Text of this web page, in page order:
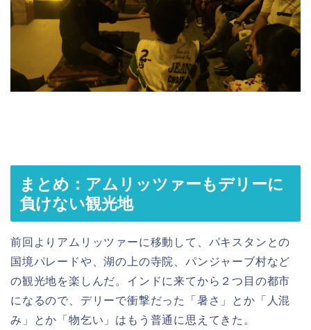
まとめ：アムリッツァーもデリーに
負けない観光地
前回よりアムリッツァーに移動して、パキスタンとの
国境パレードや、湖の上の寺院、パンジャーブ村など
の観光地を楽しんだ。インドに来てから２つ目の都市
になるので、デリーで衝撃だった「暑さ」とか「人混
み」とか「物乞い」はもう普通に思えてきた。